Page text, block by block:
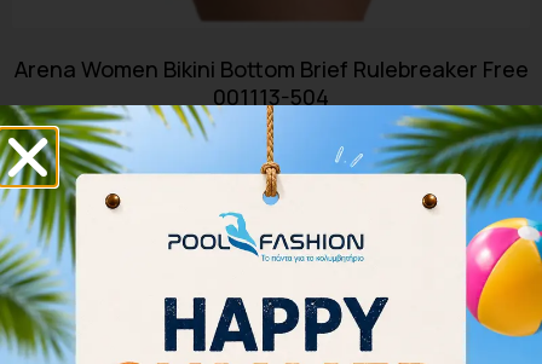
Arena Women Bikini Bottom Brief Rulebreaker Free
001113-504
25.00 €
Επιλογή